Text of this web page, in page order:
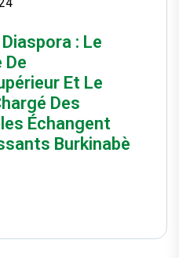
: Le
De
Et Le
Des
Échangent
Burkinabè